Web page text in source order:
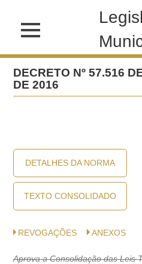
DECRETO Nº 57.516
DE 2016
DETALHES DA NORMA
TEXTO CONSOLIDADO
REVOGAÇÕES ANEXOS
Aprova a Consolidação das Leis